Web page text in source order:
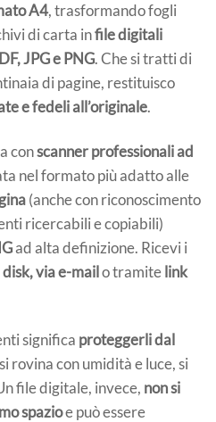
A4, trasformando fogli
di carta infile digitali
JPG e PNG. Che si tratti di
di pagine, restituisco
e fedeli all’originale.
conscanner professionali ad
nel formato più adatto alle
(anche con riconoscimento
ricercabili e copiabili)
ad alta definizione. Ricevi i
via e-mailo tramitelink
significa proteggerli dal
rovina con umidità e luce, si
file digitale, invece, non si
spazioe può essere